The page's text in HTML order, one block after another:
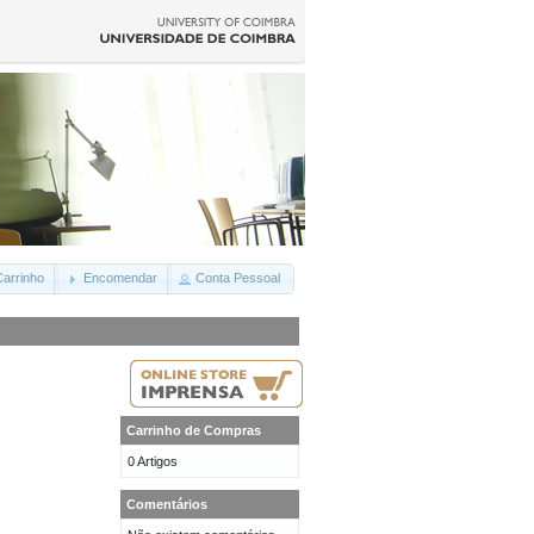
Encomendar Conta Pessoal
Carrinho de Compras
0 Artigos
Comentários